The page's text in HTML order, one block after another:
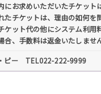
お求めいただいたチケット
チケットは、理由の如何を
ット代の他にシステム利用
、手数料は返金いたしませ
ピー TEL022-222-9999